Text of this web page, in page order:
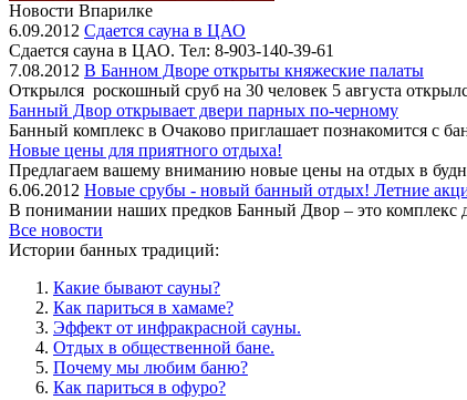
Новости Впарилке
6.09.2012 Сдается сауна в ЦАО
Сдается сауна в ЦАО. Тел: 8-903-140-39-61
7.08.2012 В Банном Дворе открыты княжеские палаты
Открылся роскошный сруб на 30 человек 5 августа
Банный Двор открывает двери парных по-черному
Банный комплекс в Очаково приглашает познакомится с
Новые цены для приятного отдыха!
Предлагаем вашему вниманию новые цены на отдых в
6.06.2012 Новые срубы - новый банный отдых! Летние
В понимании наших предков Банный Двор – это комплекс
Все новости
Истории банных традиций:
Какие бывают сауны?
Как париться в хамаме?
Эффект от инфракрасной сауны.
Отдых в общественной бане.
Почему мы любим баню?
Как париться в офуро?